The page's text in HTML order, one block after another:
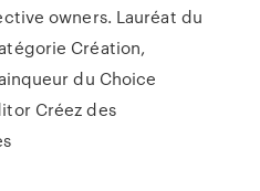
owners. Lauréat du
Création,
du Choice
Créez des